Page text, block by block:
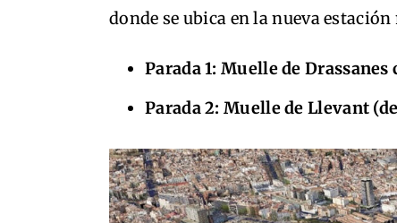
donde se ubica en la nueva
Parada 1: Muelle de
Parada 2: Muelle de Llevant